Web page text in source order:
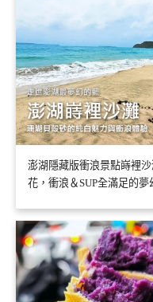
澎湖隱藏版衝浪景點嵵裡
花，衝浪＆SUP全滿足的夢